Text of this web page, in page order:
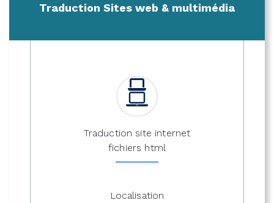
Traduction Sites web & multimédia
Traduction site internet
fichiers html
Localisation